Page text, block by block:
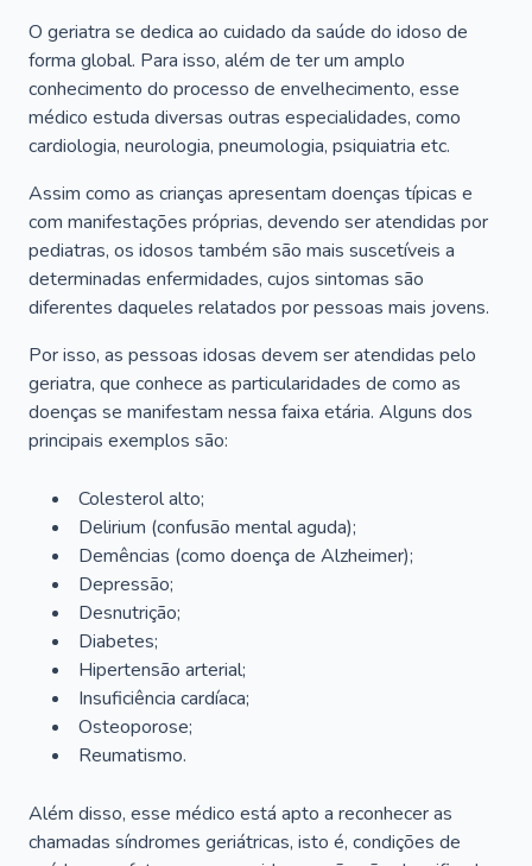
O geriatra se dedica ao cuidado da saúde do idoso de
forma global. Para isso, além de ter um amplo
conhecimento do processo de envelhecimento, esse
médico estuda diversas outras especialidades, como
cardiologia, neurologia, pneumologia, psiquiatria etc.
Assim como as crianças apresentam doenças típicas e
com manifestações próprias, devendo ser atendidas por
pediatras, os idosos também são mais suscetíveis a
determinadas enfermidades, cujos sintomas são
diferentes daqueles relatados por pessoas mais jovens.
Por isso, as pessoas idosas devem ser atendidas pelo
geriatra, que conhece as particularidades de como as
doenças se manifestam nessa faixa etária. Alguns dos
principais exemplos são:
Colesterol alto;
Delirium (confusão mental aguda);
Demências (como doença de Alzheimer);
Depressão;
Desnutrição;
Diabetes;
Hipertensão arterial;
Insuficiência cardíaca;
Osteoporose;
Reumatismo.
Além disso, esse médico está apto a reconhecer as
chamadas síndromes geriátricas, isto é, condições de